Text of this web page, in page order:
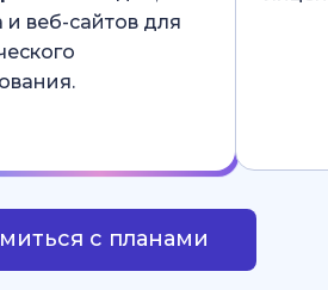
и веб-сайтов для
с планами